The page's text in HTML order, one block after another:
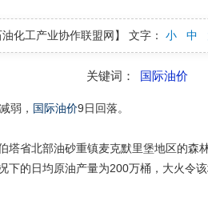
油化工产业协作联盟网】 文字： 小 中
关键词： 国际油价
弱， 国际油价9日回落。
省北部油砂重镇麦克默里堡地区的森
下的日均原油产量为200万桶，大火令